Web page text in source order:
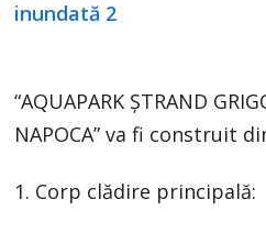
“AQUAPARK ȘTRAND
NAPOCA” va fi construit
1. Corp clădire principală: